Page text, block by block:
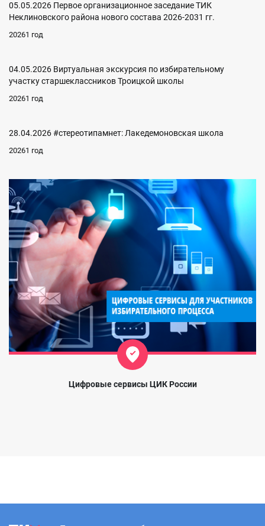
05.05.2026 Первое организационное заседание ТИК
Неклиновского района нового состава 2026-2031 гг.
20261 год
04.05.2026 Виртуальная экскурсия по избирательному
участку старшеклассников Троицкой школы
20261 год
28.04.2026 #стереотипамнет: Лакедемоновская школа
20261 год
Цифровые сервисы ЦИК России